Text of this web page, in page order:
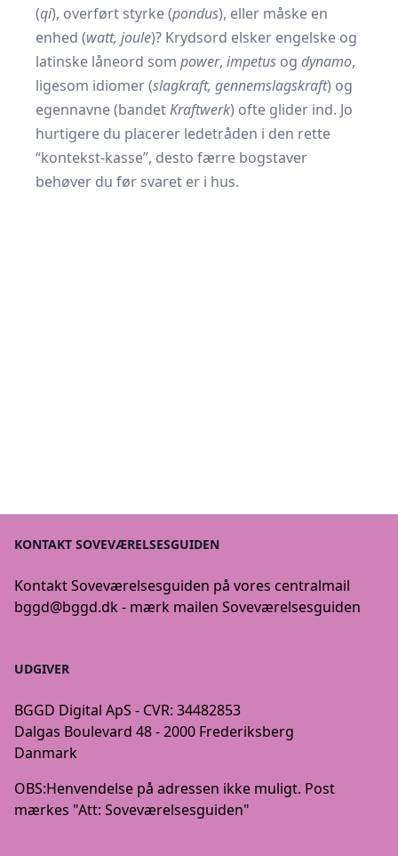
(qi), overført styrke (pondus), eller måske en
enhed (watt, joule)? Krydsord elsker engelske og
latinske låneord som power, impetus og dynamo,
ligesom idiomer (slagkraft, gennemslagskraft) og
egennavne (bandetKraftwerk) ofte glider ind. Jo
hurtigere du placerer ledetråden i den rette
“kontekst-kasse”, desto færre bogstaver
behøver du før svaret er i hus.
KONTAKT SOVEVÆRELSESGUIDEN
Kontakt Soveværelsesguiden på vores centralmail
bggd@bggd.dk- mærk mailen Soveværelsesguiden
UDGIVER
BGGD Digital ApS - CVR: 34482853
Dalgas Boulevard 48 - 2000 Frederiksberg
Danmark
OBS:Henvendelse på adressen ikke muligt. Post
mærkes "Att: Soveværelsesguiden"